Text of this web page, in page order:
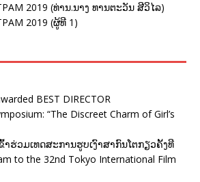
2019 (ທ່ານ.ນາງ ທານຕະວັນ ສີວິໄລ)
2019 (ຜູ້ທີ 1)
BEST DIRECTOR
“The Discreet Charm of Girl’s
າຮ່ວມເທດສະການຮູບເງົາສາກົນໂຕກຽວຄັ້ງທີ
to the 32nd Tokyo International Film